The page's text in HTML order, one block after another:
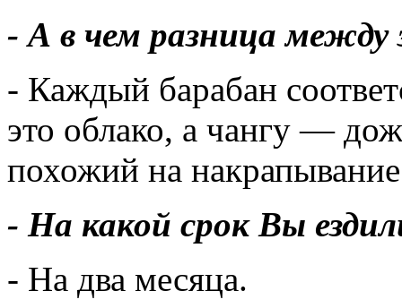
- А в чем разница
- Каждый барабан
это облако, а чангу —
похожий на
- На какой срок Вы
- На два месяца.